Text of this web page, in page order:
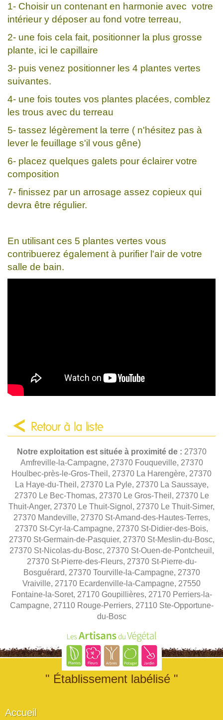
1- Choisir un contenant en harmonie avec votre
intérieur y déposer au fond votre terreau,
2- une fois cela fait, positionner la plus grosse
plante, ici le capillaire
3- puis venez positionner les 4 plantes vertes
suivantes.
4- une fois toutes vos plantes placées, comblez
les trous avec du terreau
5- tassez légèrement la terre ( n'hésitez pas à
lever le feuillage s'il vous gêne)
6- placez quelques galets pour éclairer votre
composition
7- finissez par un arrosage assez copieux qui
devra être régulier.
En utilisant ces 5 plantes vertes vous
contribuerez également à purifier l'air de votre
salle de bain.
Retour à la liste
Notre exploitation est située à proximité de : 27370
Amfreville-la-Campagne, 27370 Fouqueville, 27370
Houlbec-près-le-Gros-Theil, 27370 La Harengère, 27370
La Haye-du-Theil, 27370 La Pyle, 27370 La Saussaye,
27370 Le Bec-Thomas, 27370 Le Gros-Theil, 27370 Le
Thuit-Anger, 27370 Le Thuit-Signol, 27370 Le Thuit-Simer,
27370 Mandeville, 27370 St-Amand-des-Hautes-Terres,
27370 St-Cyr-la-Campagne, 27370 St-Didier-des-Bois,
27370 St-Germain-de-Pasquier, 27370 St-Meslin-du-Bosc,
27370 St-Nicolas-du-Bosc, 27370 St-Ouen-de-Pontcheuil,
27370 St-Pierre-des-Fleurs, 27370 St-Pierre-du-
Bosguérard, 27370 Tourville-la-Campagne, 27370
Vraiville, 27170 Ecardenville-la-Campagne, 27550
Fontaine-la-Soret, 27170 Goupillières, 27170 Perriers-la-
Campagne, 27110 Rouge-Perriers, 27110 Ste-Opportune-
du-Bosc
" Établissement labélisé "
Accueil